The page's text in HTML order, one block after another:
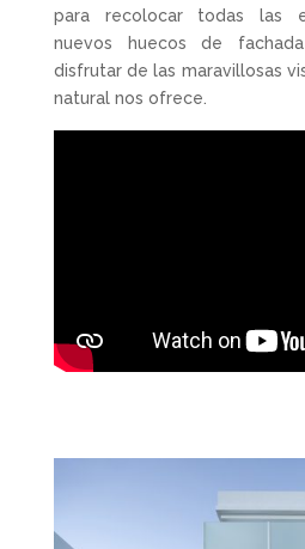
para recolocar todas las
nuevos huecos de
disfrutar de las maravillosas
natural nos ofrece.